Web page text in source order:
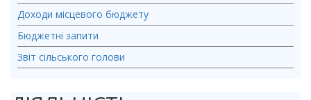
Доходи місцевого бюджету
Бюджетні запити
Звіт сільського голови